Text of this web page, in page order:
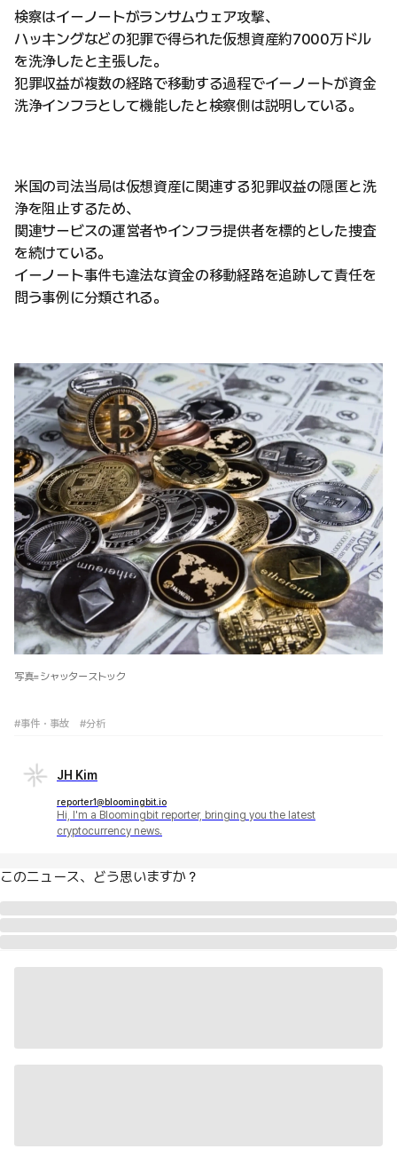
検察はイーノートがランサムウェア攻撃、
ハッキングなどの犯罪で得られた仮想資産約7000万ドル
を洗浄したと主張した。
犯罪収益が複数の経路で移動する過程でイーノートが資金
洗浄インフラとして機能したと検察側は説明している。
米国の司法当局は仮想資産に関連する犯罪収益の隠匿と洗
浄を阻止するため、
関連サービスの運営者やインフラ提供者を標的とした捜査
を続けている。
イーノート事件も違法な資金の移動経路を追跡して責任を
問う事例に分類される。
写真=シャッターストック
#事件・事故 #分析
JH Kim
reporter1@bloomingbit.io
Hi, I'm a Bloomingbit reporter, bringing you the latest
cryptocurrency news.
このニュース、どう思いますか？